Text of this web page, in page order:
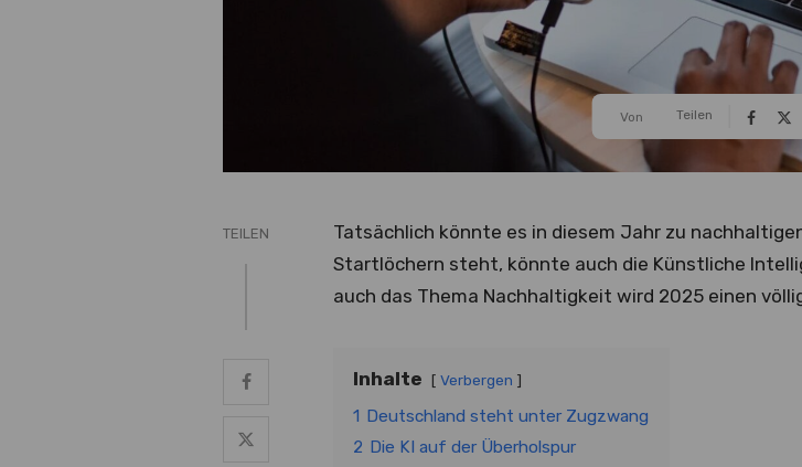
Von Teilen
TEILEN
Tatsächlich könnte es in diesem Jahr zu
Startlöchern steht, könnte auch die Künstliche
auch das Thema Nachhaltigkeit wird 2025 einen
Inhalte Verbergen
1 Deutschland steht unter Zugzwang
2 Die KI auf der Überholspur